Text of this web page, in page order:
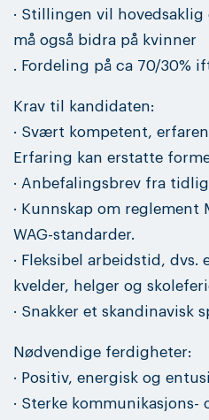
· Stillingen vil
må også bidra på kvinner
. Fordeling på ca 70/30%
Krav til kandidaten:
· Svært kompetent,
Erfaring kan erstatte
· Anbefalingsbrev fra
· Kunnskap om reglement
WAG-standarder.
· Fleksibel arbeidstid, dvs.
kvelder, helger og
· Snakker et skandinavisk
Nødvendige ferdigheter:
· Positiv, energisk og
· Sterke